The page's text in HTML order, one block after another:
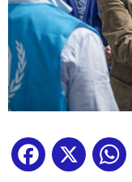
Facebook
X